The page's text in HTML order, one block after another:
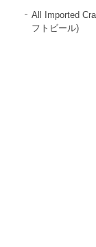
All Imported
フトビール)